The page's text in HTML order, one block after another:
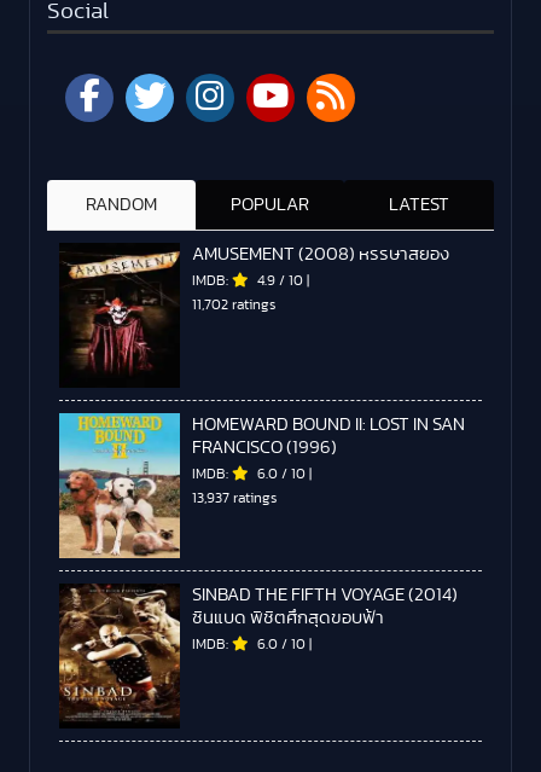
Social
RANDOM POPULAR LATEST
AMUSEMENT (2008) หรรษาสยอง
IMDB: 4.9 / 10
11,702 ratings
HOMEWARD BOUND II: LOST IN SAN
FRANCISCO (1996)
IMDB: 6.0 / 10
13,937 ratings
SINBAD THE FIFTH VOYAGE (2014)
ซินแบด พิชิตศึกสุดขอบฟ้า
IMDB: 6.0 / 10